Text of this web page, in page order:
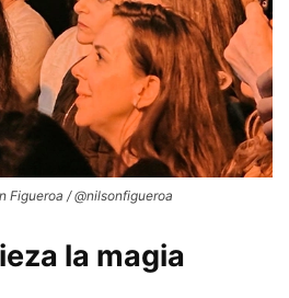
Figueroa / @nilsonfigueroa
la magia